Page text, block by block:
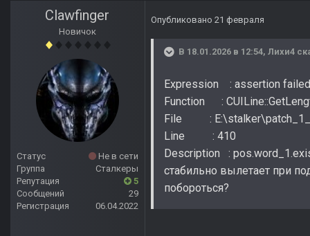
Clawfinger
Новичок
Статус
Не в сети
Группа
Сталкеры
Репутация
5
Сообщений
29
Регистрация
06.04.2022
Опубликовано 21 февраля
В 18.01.2026 в 12:54, Лихи4
Expression : assertion failed
Function :
File :
Line : 410
Description :
стабильно вылетает при
побороться?